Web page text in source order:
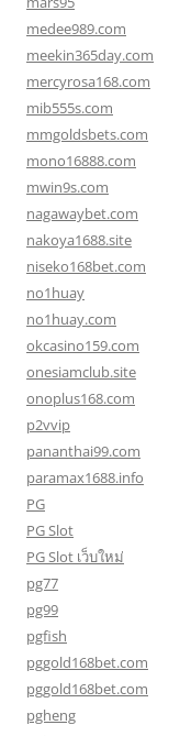
medee989.com
meekin365day.com
mercyrosa168.com
mib555s.com
mmgoldsbets.com
mono16888.com
mwin9s.com
nagawaybet.com
nakoya1688.site
niseko168bet.com
no1huay
no1huay.com
okcasino159.com
onesiamclub.site
onoplus168.com
p2vvip
pananthai99.com
paramax1688.info
PG
PG Slot
PG Slot เว็บใหม่
pg77
pg99
pgfish
pggold168bet.com
pggold168bet.com
pgheng